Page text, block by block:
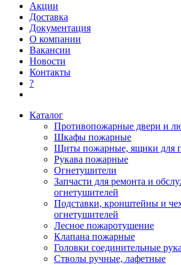
Акции
Доставка
Документация
О компании
Вакансии
Новости
Контакты
?
Каталог
Противопожарные двери и
Шкафы пожарные
Щиты пожарные, ящики для
Рукава пожарные
Огнетушители
Запчасти для ремонта и
огнетушителей
Подставки, кронштейны и
огнетушителей
Лесное пожаротушение
Клапана пожарные
Головки соединительные
Стволы ручные, лафетные